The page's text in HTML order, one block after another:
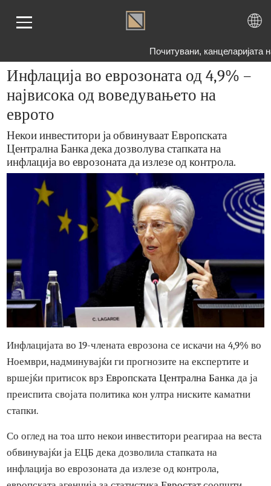
Почитувани,
Инфлација во еврозоната од 4,9% –
највисока од воведувањето на
еврото
Некои инвеститори ја обвинуваат Европската
Централна Банка дека дозволува стапката на
инфлација во еврозоната да излезе од контрола.
Инфлацијата во 19-члената еврозона се искачи на 4,9%
Ноември, надминувајќи ги прогнозите на експертите и
вршејќи притисок врзЕвропската Централна Банкада ја
преиспита својата политика кон ултра ниските каматни
стапки.
Со оглед на тоа што некои инвеститори реагираа на
обвинувајќи ја ЕЦБ дека дозволила стапката на